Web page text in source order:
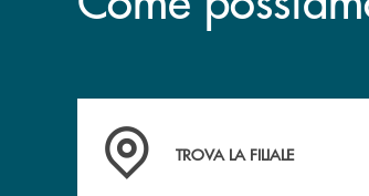
Accedi all' elenco completo
TROVA LA FILIALE